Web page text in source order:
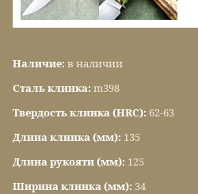
Наличие: в наличии
Сталь клинка: m398
Твердость клинка (HRC): 62-63
Длина клинка (мм): 135
Длина рукояти (мм): 125
Ширина клинка (мм): 34